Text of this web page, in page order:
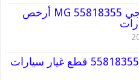
قطع غيار أم جي MG 55818355 أرخص
قطع غيار كيا 55818355 قطع غيار سيارات